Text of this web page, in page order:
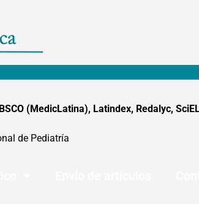
(MedicLatina), Latindex, Redalyc,
de Pediatría